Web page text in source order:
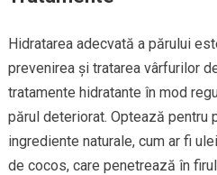
Hidratarea adecvată a părului
prevenirea și tratarea vârfurilor
tratamente hidratante în mod
părul deteriorat. Optează pentru
ingrediente naturale, cum ar fi
de cocos, care penetrează în